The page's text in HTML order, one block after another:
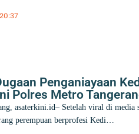
20:37
Penganiayaan
Polres Metro
asaterkini.id– Setelah viral di media
perempuan berprofesi Kedi…